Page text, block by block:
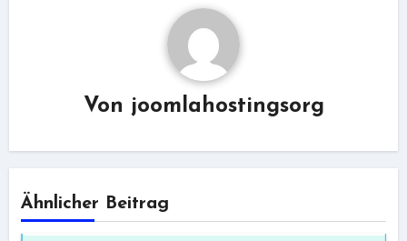
Von joomlahostingsorg
Ähnlicher Beitrag